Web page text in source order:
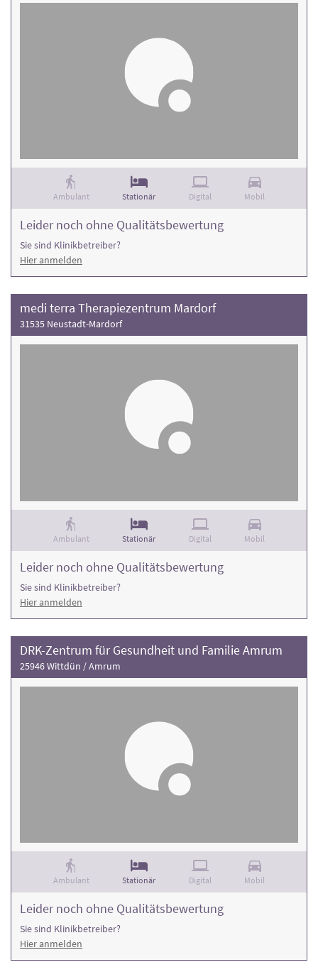
Ambulant Stationär Digital Mobil
Leider noch ohne Qualitätsbewertung
Sie sind Klinikbetreiber?
Hier anmelden
medi terra Therapiezentrum Mardorf
31535 Neustadt-Mardorf
Ambulant Stationär Digital Mobil
Leider noch ohne Qualitätsbewertung
Sie sind Klinikbetreiber?
Hier anmelden
DRK-Zentrum für Gesundheit und Familie Amrum
25946 Wittdün / Amrum
Ambulant Stationär Digital Mobil
Leider noch ohne Qualitätsbewertung
Sie sind Klinikbetreiber?
Hier anmelden